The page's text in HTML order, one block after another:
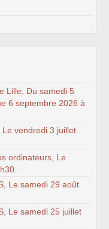
Lille, Du samedi 5
6 septembre 2026 à
vendredi 3 juillet
ordinateurs, Le
Le samedi 29 août
Le samedi 25 juillet